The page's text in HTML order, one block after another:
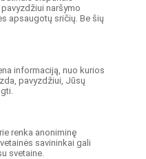
leidimų išdavimo
naršymo
apsaugotų sričių. Be šių
informaciją, nuo kurios
pavyzdžiui, Jūsų
renka anoniminę
savininkai gali
svetaine.